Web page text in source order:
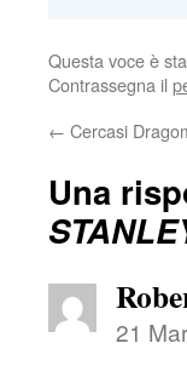
Questa voce è
Contrassegna il
← Cercasi
Una
21